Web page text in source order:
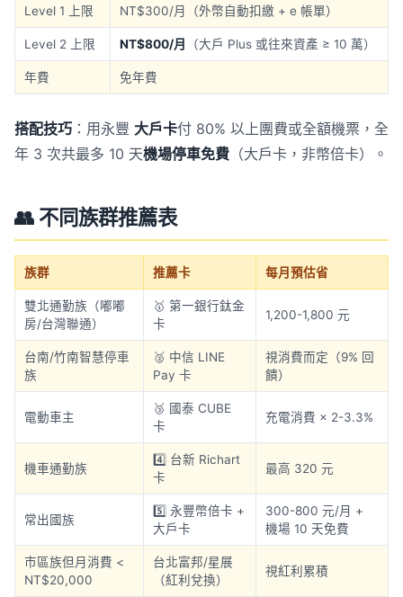
Level 1 上限 NT$300/月（外幣自動扣繳 + e 帳單）
Level 2 上限 NT$800/月 （大戶 Plus 或往來資產 ≥ 10 萬）
年費 免年費
搭配技巧 ：用永豐 大戶卡付 80% 以上團費或全額機票，全
年 3 次共最多 10 天機場停車免費 （大戶卡，非幣倍卡）。
👥 不同族群推薦表
族群 推薦卡 每月預估省
雙北通勤族（嘟嘟
房/台灣聯通）
🥇 第一銀行鈦金
卡
1,200-1,800 元
台南/竹南智慧停車
族
🥈 中信 LINE
Pay 卡
視消費而定（9% 回
饋）
電動車主
🥉 國泰 CUBE
卡
充電消費 × 2-3.3%
機車通勤族
4️⃣ 台新 Richart
卡
最高 320 元
常出國族
5️⃣ 永豐幣倍卡 +
大戶卡
300-800 元/月 +
機場 10 天免費
市區族但月消費 <
NT$20,000
台北富邦/星展
（紅利兌換）
視紅利累積